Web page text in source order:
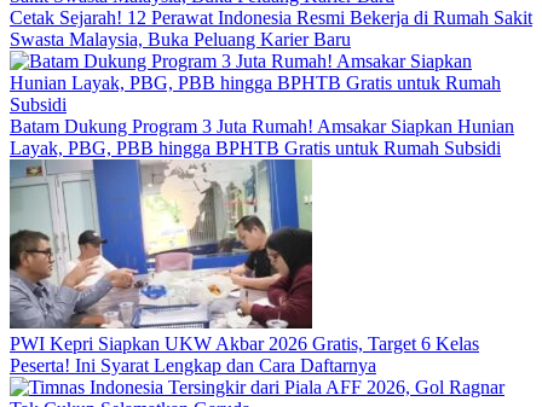
Cetak Sejarah! 12 Perawat Indonesia Resmi Bekerja di Rumah Sakit
Swasta Malaysia, Buka Peluang Karier Baru
Batam Dukung Program 3 Juta Rumah! Amsakar Siapkan Hunian
Layak, PBG, PBB hingga BPHTB Gratis untuk Rumah Subsidi
PWI Kepri Siapkan UKW Akbar 2026 Gratis, Target 6 Kelas
Peserta! Ini Syarat Lengkap dan Cara Daftarnya